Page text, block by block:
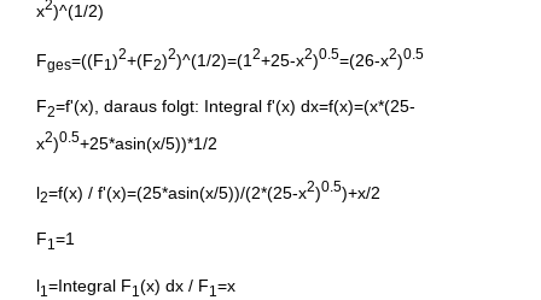
x2)^(1/2)
Fges=((F1 )2+(F2)2)^(1/2)=(1 2+25-x2)0.5=(26-x2)0.5
F2=f'(x), daraus folgt: Integral f'(x) dx=f(x)=(x*(25-
x2)0.5+25*asin(x/5))*1/2
l2=f(x) / f'(x)=(25*asin(x/5))/(2*(25-x2)0.5)+x/2
F1 =1
l1 =Integral F1 (x) dx / F1 =x